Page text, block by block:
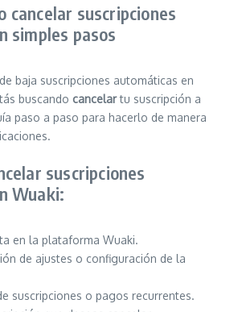
cancelar suscripciones
simples pasos
baja suscripciones automáticas en
buscando cancelartu suscripción a
paso a paso para hacerlo de manera
suscripciones
Wuaki:
en la plataforma Wuaki.
de ajustes o configuración de la
suscripciones o pagos recurrentes.